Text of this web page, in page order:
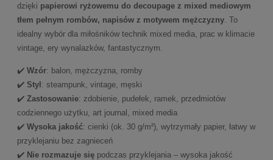
dzięki papierowi ryżowemu do decoupage z mixed mediowym
tłem pełnym rombów, napisów z motywem mężczyzny . To
idealny wybór dla miłośników technik mixed media, prac w klimacie
vintage, ery wynalazków, fantastycznym.
✔️ Wzór: balon, mężczyzna, romby
✔️ Styl: steampunk, vintage, męski
✔️ Zastosowanie: zdobienie, pudełek, ramek, przedmiotów
codziennego użytku, art journal, mixed media
✔️ Wysoka jakość: cienki (ok. 30 g/m²), wytrzymały papier, łatwy w
przyklejaniu bez zagnieceń
✔️ Nie rozmazuje się podczas przyklejania – wysoka jakość